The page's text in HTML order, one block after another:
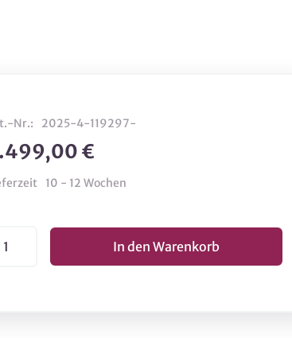
Nr.: 2025-4-119297-
€
10 - 12 Wochen